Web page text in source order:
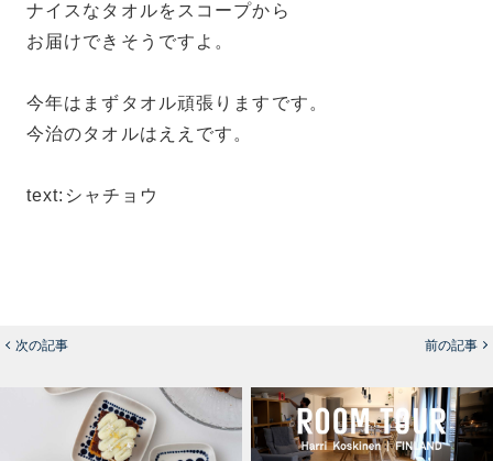
ナイスなタオルをスコープから
お届けできそうですよ。
今年はまずタオル頑張りますです。
今治のタオルはええです。
text:シャチョウ
次の記事 前の記事